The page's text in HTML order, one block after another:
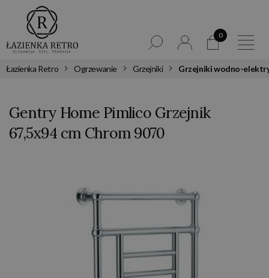
0
Łazienka Retro Ogrzewanie Grzejniki Grzejniki wodno-
Gentry Home Pimlico Grzejnik
67,5x94 cm Chrom 9070